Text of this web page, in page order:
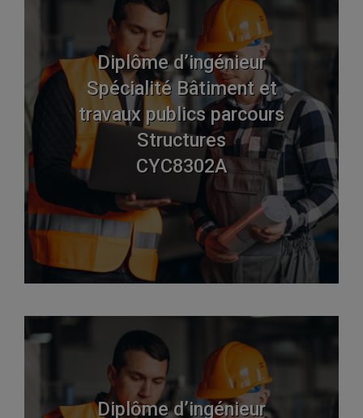
Diplôme d’ingénieur
Spécialité Bâtiment et
travaux publics parcours
Structures
CYC8302A
Diplôme d’ingénieur